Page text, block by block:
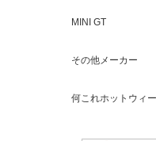
MINI GT
その他メーカー
何これホットウィ